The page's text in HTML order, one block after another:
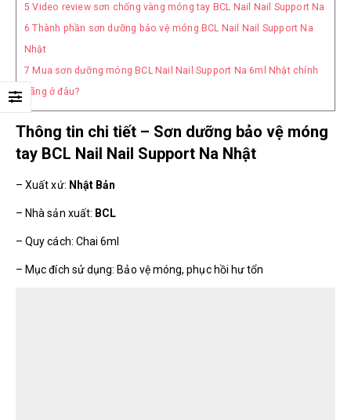
5 Video review sơn chống vàng móng tay BCL Nail Nail Support Na
6 Thành phần sơn dưỡng bảo vệ móng BCL Nail Nail Support Na
Nhật
7 Mua sơn dưỡng móng BCL Nail Nail Support Na 6ml Nhật chính
hãng ở đâu?
Thông tin chi tiết – Sơn dưỡng bảo vệ móng
tay BCL Nail Nail Support Na Nhật
– Xuất xứ: Nhật Bản
– Nhà sản xuất: BCL
– Quy cách: Chai 6ml
– Mục đích sử dụng: Bảo vệ móng, phục hồi hư tổn